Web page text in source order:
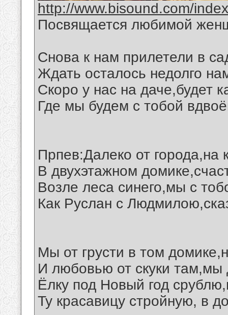
http://www.bisound.com/
Посвящается любимой
Снова к нам прилетели в
Ждать осталось недолго
Скоро у нас на даче,будет
Где мы будем с тобой
Прпев:Далеко от города,на
В двухэтажном
Возле леса синего,мы с
Как Руслан с
Мы от грусти в том
И любовью от скуки там,мы
Ёлку под Новый год
Ту красавицу стройную, в